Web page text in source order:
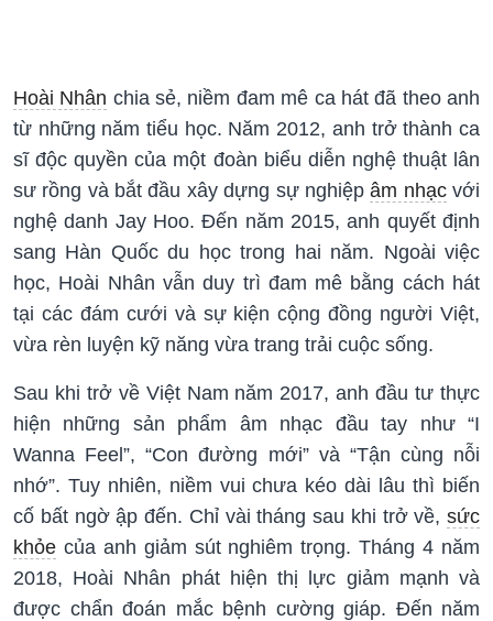
Hoài Nhân chia sẻ, niềm đam mê ca hát đã theo anh
từ những năm tiểu học. Năm 2012, anh trở thành ca
sĩ độc quyền của một đoàn biểu diễn nghệ thuật lân
sư rồng và bắt đầu xây dựng sự nghiệpâm nhạcvới
nghệ danh Jay Hoo. Đến năm 2015, anh quyết định
sang Hàn Quốc du học trong hai năm. Ngoài việc
học, Hoài Nhân vẫn duy trì đam mê bằng cách hát
tại các đám cưới và sự kiện cộng đồng người Việt,
vừa rèn luyện kỹ năng vừa trang trải cuộc sống.
Sau khi trở về Việt Nam năm 2017, anh đầu tư thực
hiện những sản phẩm âm nhạc đầu tay như “I
Wanna Feel”, “Con đường mới” và “Tận cùng nỗi
nhớ”. Tuy nhiên, niềm vui chưa kéo dài lâu thì biến
cố bất ngờ ập đến. Chỉ vài tháng sau khi trở về, sức
khỏe của anh giảm sút nghiêm trọng. Tháng 4 năm
2018, Hoài Nhân phát hiện thị lực giảm mạnh và
được chẩn đoán mắc bệnh cường giáp. Đến năm